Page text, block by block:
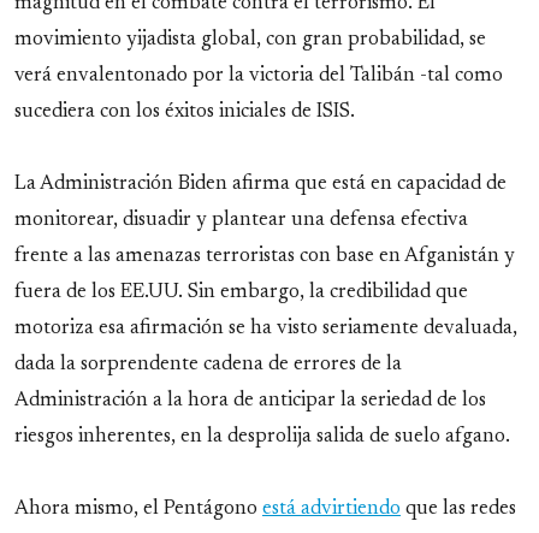
movimiento yijadista global, con gran probabilidad, se
verá envalentonado por la victoria del Talibán -tal como
sucediera con los éxitos iniciales de ISIS.
La Administración Biden afirma que está en capacidad de
monitorear, disuadir y plantear una defensa efectiva
frente a las amenazas terroristas con base en Afganistán y
fuera de los EE.UU. Sin embargo, la credibilidad que
motoriza esa afirmación se ha visto seriamente devaluada,
dada la sorprendente cadena de errores de la
Administración a la hora de anticipar la seriedad de los
riesgos inherentes, en la desprolija salida de suelo afgano.
Ahora mismo, el Pentágono está advirtiendo que las redes